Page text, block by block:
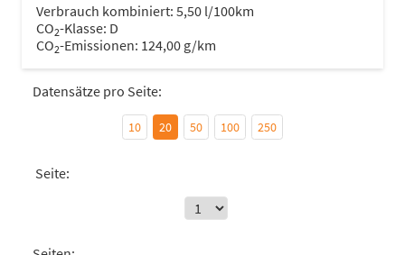
Verbrauch kombiniert: 5,50 l/100km
CO2-Klasse: D
CO2-Emissionen: 124,00 g/km
Datensätze pro Seite:
10 20 50 100 250
Seite: